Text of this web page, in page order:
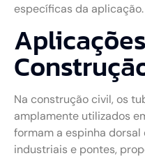
específicas da aplicação.
Na construção civil, os
amplamente utilizados
formam a espinha
industriais e pontes,